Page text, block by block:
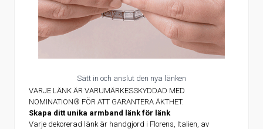
Sätt in och anslut den nya länken
VARJE LÄNK ÄR VARUMÄRKESSKYDDAD MED
NOMINATION® FÖR ATT GARANTERA ÄKTHET.
Skapa ditt unika armband länk för länk
Varje dekorerad länk är handgjord i Florens, Italien, av